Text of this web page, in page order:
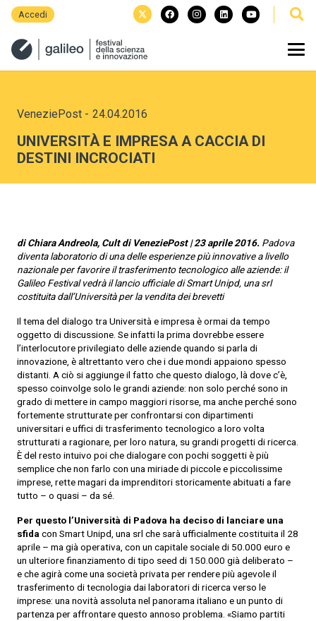
Accedi
VeneziePost - 24.04.2016
UNIVERSITÀ E IMPRESA A CACCIA DI
DESTINI INCROCIATI
di Chiara Andreola, Cult di VeneziePost | 23 aprile 2016. Padova
diventa laboratorio di una delle esperienze più innovative a livello
nazionale per favorire il trasferimento tecnologico alle aziende: il
Galileo Festival vedrà il lancio ufficiale di Smart Unipd, una srl
costituita dall’Università per la vendita dei brevetti
Il tema del dialogo tra Università e impresa è ormai da tempo
oggetto di discussione. Se infatti la prima dovrebbe essere
l’interlocutore privilegiato delle aziende quando si parla di
innovazione, è altrettanto vero che i due mondi appaiono spesso
distanti. A ciò si aggiunge il fatto che questo dialogo, là dove c’è,
spesso coinvolge solo le grandi aziende: non solo perché sono in
grado di mettere in campo maggiori risorse, ma anche perché sono
fortemente strutturate per confrontarsi con dipartimenti
universitari e uffici di trasferimento tecnologico a loro volta
strutturati a ragionare, per loro natura, su grandi progetti di ricerca.
È del resto intuivo poi che dialogare con pochi soggetti è più
semplice che non farlo con una miriade di piccole e piccolissime
imprese, rette magari da imprenditori storicamente abituati a fare
tutto – o quasi – da sé.
Per questo l’Università di Padova ha deciso di lanciare una
sfida con Smart Unipd, una srl che sarà ufficialmente costituita il 28
aprile – ma già operativa, con un capitale sociale di 50.000 euro e
un ulteriore finanziamento di tipo seed di 150.000 già deliberato –
e che agirà come una società privata per rendere più agevole il
trasferimento di tecnologia dai laboratori di ricerca verso le
imprese: una novità assoluta nel panorama italiano e un punto di
partenza per affrontare questo annoso problema. «Siamo partiti